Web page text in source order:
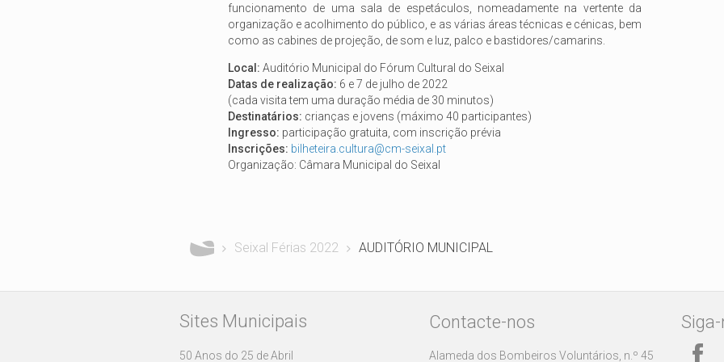
funcionamento de uma sala de espetáculos, nomeadamente na vertente da
organização e acolhimento do público, e as várias áreas técnicas e cénicas, bem
como as cabines de projeção, de som e luz, palco e bastidores/camarins.
Local: Auditório Municipal do Fórum Cultural do Seixal
Datas de realização: 6 e 7 de julho de 2022
(cada visita tem uma duração média de 30 minutos)
Destinatários: crianças e jovens (máximo 40 participantes)
Ingresso: participação gratuita, com inscrição prévia
Inscrições: bilheteira.cultura@cm-seixal.pt
Organização: Câmara Municipal do Seixal
Seixal Férias 2022 AUDITÓRIO MUNICIPAL
Sites Municipais
50 Anos do 25 de Abril
Contacte-nos
Alameda dos Bombeiros Voluntários, n.º 45